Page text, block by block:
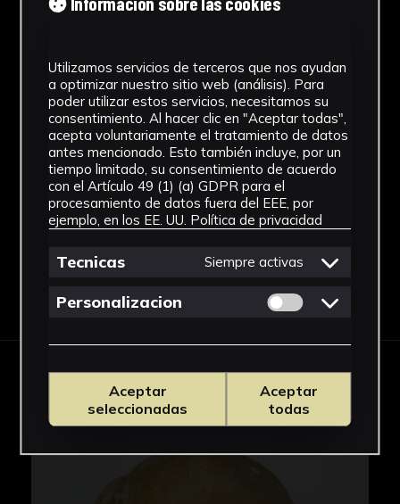
Estilo
Abstracción Geométrica
Materiales
Barro
Ver más
Descargar Ficha
IMÁGENES
Utilizamos servicios de terceros que nos ayudan
a optimizar nuestro sitio web (análisis). Para
poder utilizar estos servicios, necesitamos su
consentimiento. Al hacer clic en "Aceptar todas",
acepta voluntariamente el tratamiento de datos
antes mencionado. Esto también incluye, por un
tiempo limitado, su consentimiento de acuerdo
con el Artículo 49 (1) (a) GDPR para el
procesamiento de datos fuera del EEE, por
ejemplo, en los EE. UU. Política de privacidad
Tecnicas Siempre activas
Personalizacion Permitir cookies
Aceptar
seleccionadas
Aceptar
todas